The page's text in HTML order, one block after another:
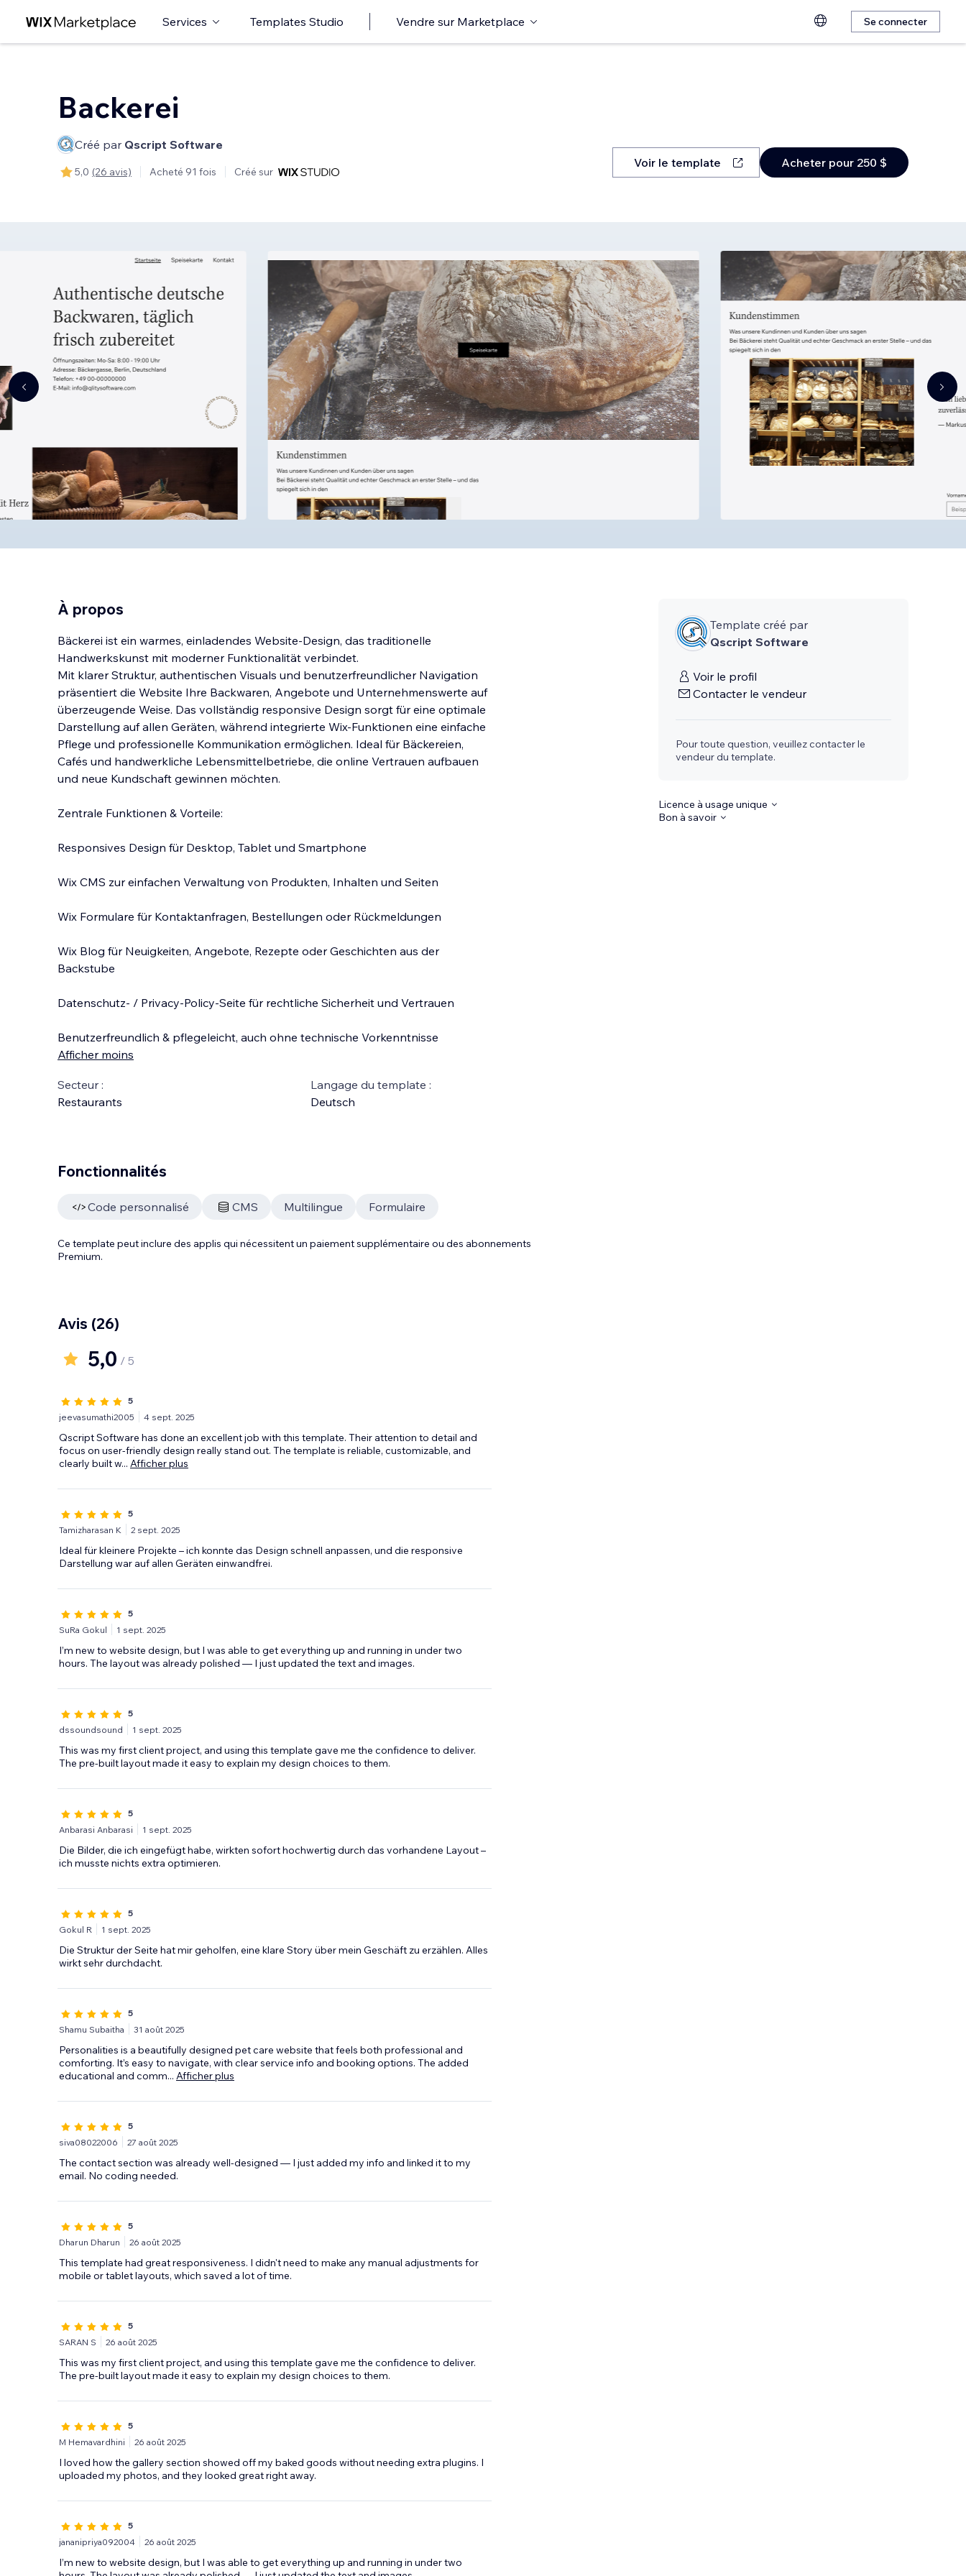
Services Templates Studio Vendre sur Marketplace Se connecter
Backerei
Créé par Qscript Software
5,0 (26 avis) Acheté 91 fois Créé sur
Voir le template Acheter pour 250 $
À propos
Bäckerei ist ein warmes, einladendes Website-Design, das traditionelle
Handwerkskunst mit moderner Funktionalität verbindet.
Mit klarer Struktur, authentischen Visuals und benutzerfreundlicher Navigation
präsentiert die Website Ihre Backwaren, Angebote und Unternehmenswerte auf
überzeugende Weise. Das vollständig responsive Design sorgt für eine optimale
Darstellung auf allen Geräten, während integrierte Wix-Funktionen eine einfache
Pflege und professionelle Kommunikation ermöglichen. Ideal für Bäckereien,
Cafés und handwerkliche Lebensmittelbetriebe, die online Vertrauen aufbauen
und neue Kundschaft gewinnen möchten.
Zentrale Funktionen & Vorteile:
Responsives Design für Desktop, Tablet und Smartphone
Wix CMS zur einfachen Verwaltung von Produkten, Inhalten und Seiten
Wix Formulare für Kontaktanfragen, Bestellungen oder Rückmeldungen
Wix Blog für Neuigkeiten, Angebote, Rezepte oder Geschichten aus der
Backstube
Datenschutz- / Privacy-Policy-Seite für rechtliche Sicherheit und Vertrauen
Benutzerfreundlich & pflegeleicht, auch ohne technische Vorkenntnisse
Afficher moins
Secteur :
Restaurants
Langage du template :
Deutsch
Template créé par
Qscript Software
Voir le profil
Contacter le vendeur
Pour toute question, veuillez contacter le
vendeur du template.
Licence à usage unique
Bon à savoir
Fonctionnalités
Code personnalisé CMS Multilingue Formulaire
Ce template peut inclure des applis qui nécessitent un paiement supplémentaire ou des abonnements
Premium.
Avis (26)
5,0 / 5
5
jeevasumathi2005
4 sept. 2025
Qscript Software has done an excellent job with this template. Their attention to detail and
focus on user-friendly design really stand out. The template is reliable, customizable, and
clearly built w... Afficher plus
5
Tamizharasan K
2 sept. 2025
Ideal für kleinere Projekte – ich konnte das Design schnell anpassen, und die responsive
Darstellung war auf allen Geräten einwandfrei.
5
SuRa Gokul
1 sept. 2025
I’m new to website design, but I was able to get everything up and running in under two
hours. The layout was already polished — I just updated the text and images.
5
dssoundsound
1 sept. 2025
This was my first client project, and using this template gave me the confidence to deliver.
The pre-built layout made it easy to explain my design choices to them.
5
Anbarasi Anbarasi
1 sept. 2025
Die Bilder, die ich eingefügt habe, wirkten sofort hochwertig durch das vorhandene Layout –
ich musste nichts extra optimieren.
5
Gokul R
1 sept. 2025
Die Struktur der Seite hat mir geholfen, eine klare Story über mein Geschäft zu erzählen. Alles
wirkt sehr durchdacht.
5
Shamu Subaitha
31 août 2025
Personalities is a beautifully designed pet care website that feels both professional and
comforting. It’s easy to navigate, with clear service info and booking options. The added
educational and comm... Afficher plus
5
siva08022006
27 août 2025
The contact section was already well-designed — I just added my info and linked it to my
email. No coding needed.
5
Dharun Dharun
26 août 2025
This template had great responsiveness. I didn't need to make any manual adjustments for
mobile or tablet layouts, which saved a lot of time.
5
SARAN S
26 août 2025
This was my first client project, and using this template gave me the confidence to deliver.
The pre-built layout made it easy to explain my design choices to them.
5
M Hemavardhini
26 août 2025
I loved how the gallery section showed off my baked goods without needing extra plugins. I
uploaded my photos, and they looked great right away.
5
jananipriya092004
26 août 2025
I’m new to website design, but I was able to get everything up and running in under two